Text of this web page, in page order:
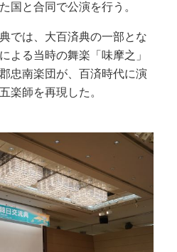
国と合同で公演を行う。
は、大百済典の一部とな
よる当時の舞楽「味摩之」
忠南楽団が、百済時代に演
楽師を再現した。